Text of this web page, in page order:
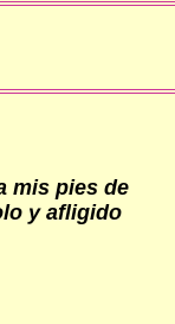
mis pies de
y afligido